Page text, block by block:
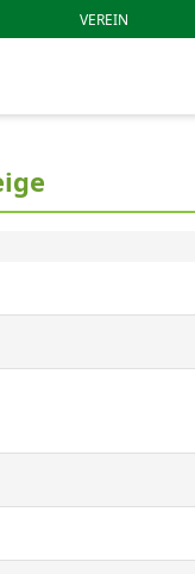
VEREIN